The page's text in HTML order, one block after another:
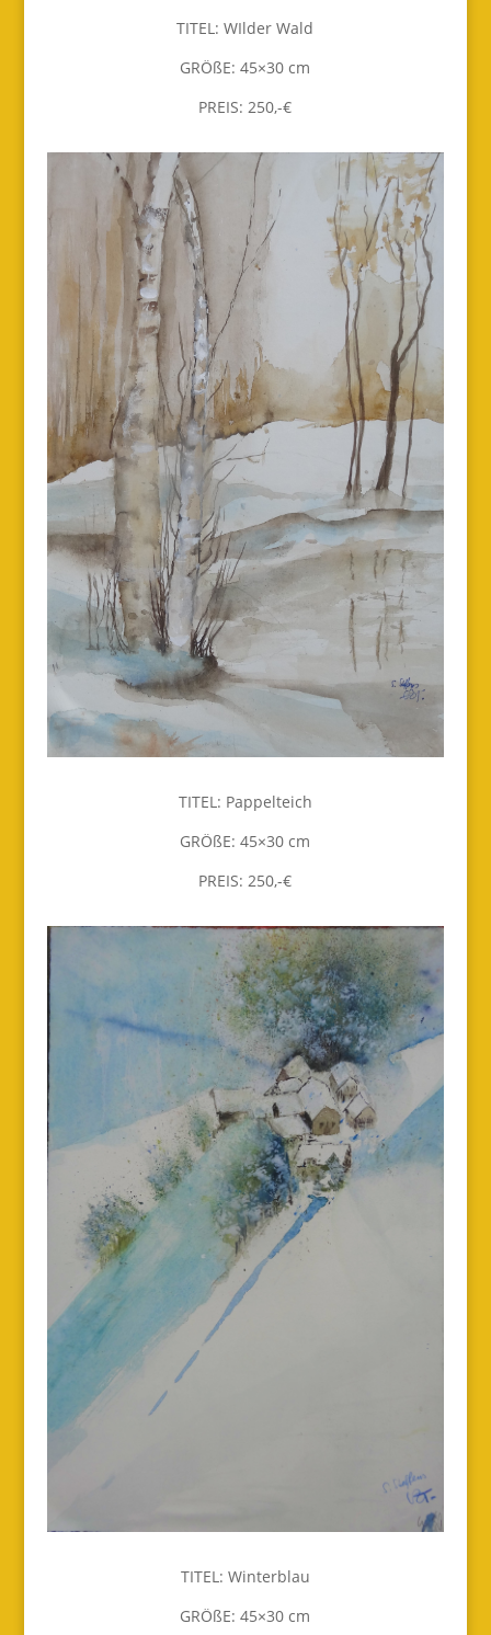
TITEL: WIlder Wald
GRÖßE: 45×30 cm
PREIS: 250,-€
TITEL: Pappelteich
GRÖßE: 45×30 cm
PREIS: 250,-€
TITEL: Winterblau
GRÖßE: 45×30 cm